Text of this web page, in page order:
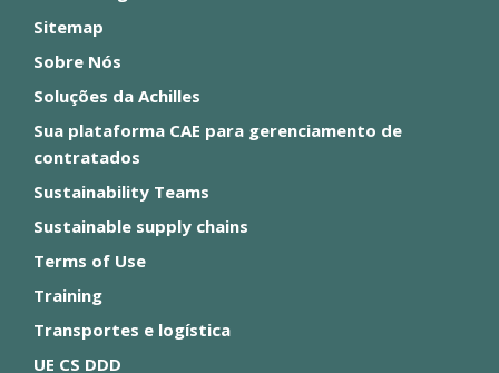
Sitemap
Sobre Nós
Soluções da Achilles
Sua plataforma CAE para gerenciamento de
contratados
Sustainability Teams
Sustainable supply chains
Terms of Use
Training
Transportes e logística
UE CS DDD